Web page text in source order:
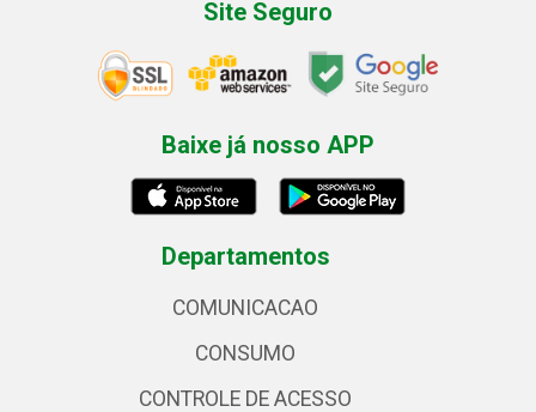
Site Seguro
Baixe já nosso APP
Departamentos
COMUNICACAO
CONSUMO
CONTROLE DE ACESSO